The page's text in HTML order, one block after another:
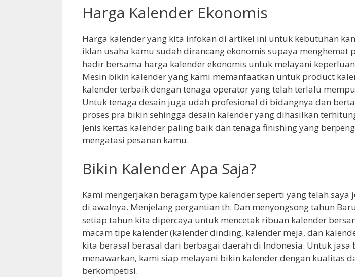
Harga Kalender Ekonomis
Harga kalender yang kita infokan di artikel ini untuk kebutuhan
iklan usaha kamu sudah dirancang ekonomis supaya menghemat
hadir bersama harga kalender ekonomis untuk melayani
Mesin bikin kalender yang kami memanfaatkan untuk product
kalender terbaik dengan tenaga operator yang telah terlalu
Untuk tenaga desain juga udah profesional di bidangnya dan
proses pra bikin sehingga desain kalender yang dihasilkan
Jenis kertas kalender paling baik dan tenaga finishing yang
mengatasi pesanan kamu.
Bikin Kalender Apa Saja?
Kami mengerjakan beragam type kalender seperti yang telah saya
di awalnya. Menjelang pergantian th. Dan menyongsong tahun
setiap tahun kita dipercaya untuk mencetak ribuan kalender
macam tipe kalender (kalender dinding, kalender meja, dan
kita berasal berasal dari berbagai daerah di Indonesia. Untuk jasa
menawarkan, kami siap melayani bikin kalender dengan kualitas
berkompetisi.